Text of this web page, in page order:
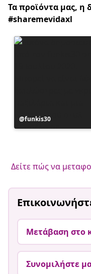
Τα προϊόντα μας, η
#sharemevidaxl
Η
ανάρτηση
funkis30
Δείτε πώς να
Μετάβαση στο
Συνομιλήστε